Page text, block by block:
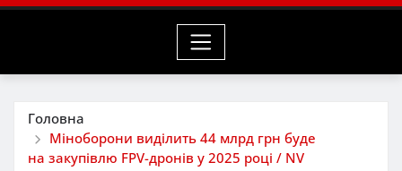
Головна
Міноборони виділить 44 млрд грн буде
на закупівлю FPV-дронів у 2025 році / NV